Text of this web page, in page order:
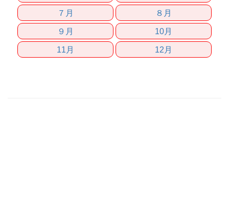
７月
８月
９月
10月
11月
12月